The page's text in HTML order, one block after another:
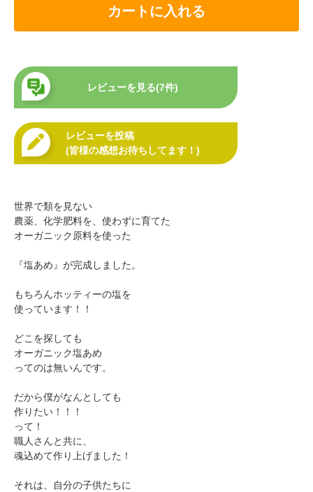
カートに入れる
レビューを見る(7件)
レビューを投稿
(皆様の感想お待ちしてます！)
世界で類を見ない
農薬、化学肥料を、使わずに育てた
オーガニック原料を使った
『塩あめ』が完成しました。
もちろんホッティーの塩を
使っています！！
どこを探しても
オーガニック塩あめ
ってのは無いんです。
だから僕がなんとしても
作りたい！！！
って！
職人さんと共に、
魂込めて作り上げました！
それは、自分の子供たちに